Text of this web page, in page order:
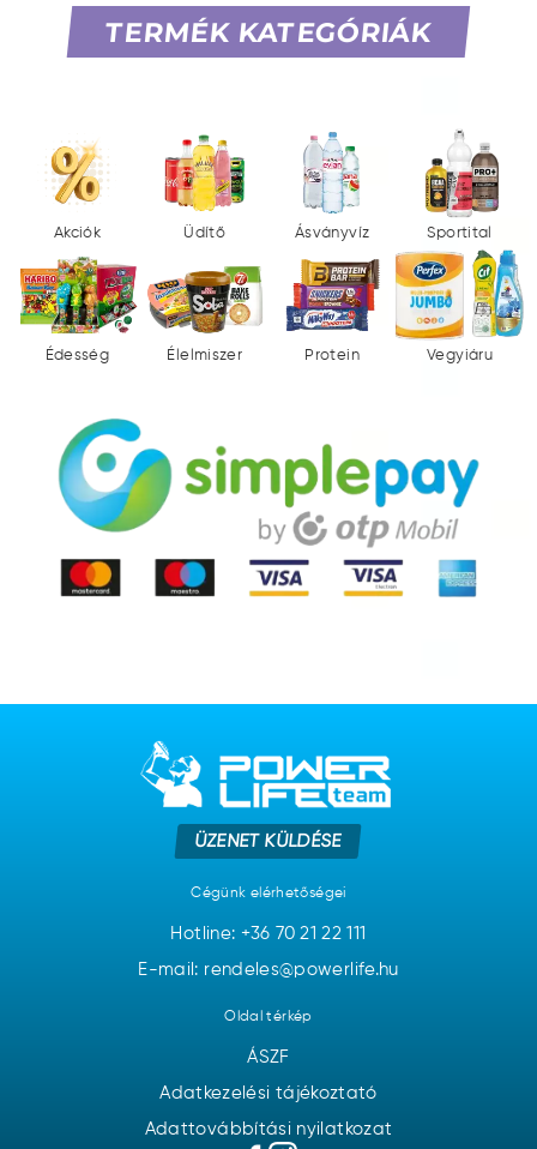
TERMÉK KATEGÓRIÁK
Akciók Üdítő Ásványvíz Sportital
Édesség Élelmiszer Protein Vegyiáru
ÜZENET KÜLDÉSE
Cégünk elérhetőségei
Hotline: +36 70 21 22 111
E-mail: rendeles@powerlife.hu
Oldal térkép
ÁSZF
Adatkezelési tájékoztató
Adattovábbítási nyilatkozat